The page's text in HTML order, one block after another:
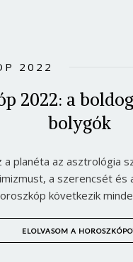
2022
2022: a
bolygók
a planéta az asztrológia
a szerencsét
következik
ELOLVASOM A